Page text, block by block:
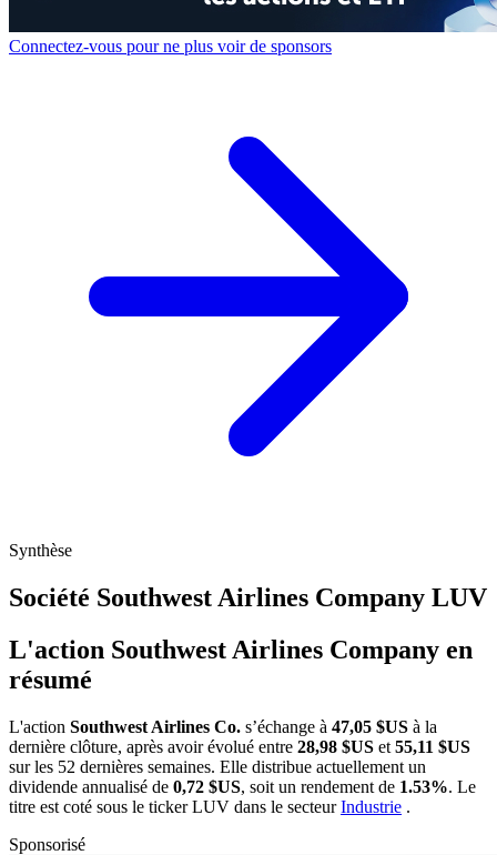
Connectez-vous pour ne plus voir de sponsors
Synthèse
Société Southwest Airlines Company LUV
L'action Southwest Airlines Company en
résumé
L'action Southwest Airlines Co. s’échange à 47,05 $US à la
dernière clôture, après avoir évolué entre 28,98 $US et 55,11 $US
sur les 52 dernières semaines. Elle distribue actuellement un
dividende annualisé de 0,72 $US, soit un rendement de 1.53%. Le
titre est coté sous le tickerLUV dans le secteurIndustrie .
Sponsorisé